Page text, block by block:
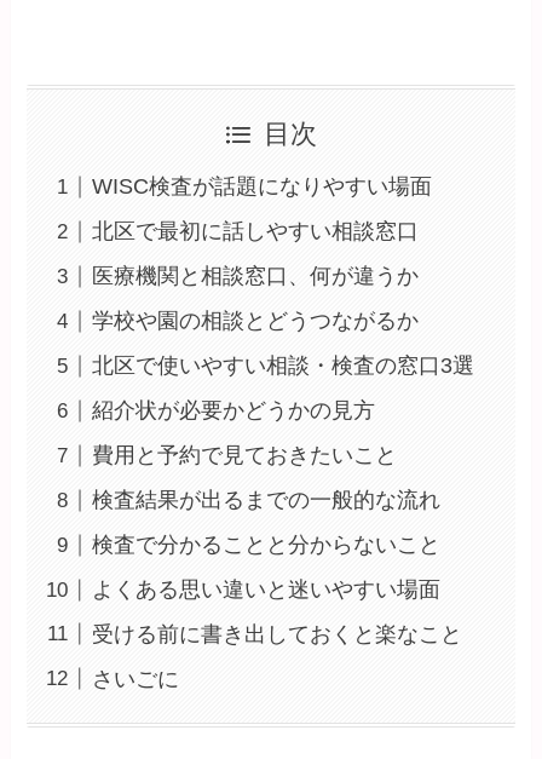
目次
WISC検査が話題になりやすい場面
北区で最初に話しやすい相談窓口
医療機関と相談窓口、何が違うか
学校や園の相談とどうつながるか
北区で使いやすい相談・検査の窓口3選
紹介状が必要かどうかの見方
費用と予約で見ておきたいこと
検査結果が出るまでの一般的な流れ
検査で分かることと分からないこと
よくある思い違いと迷いやすい場面
受ける前に書き出しておくと楽なこと
さいごに